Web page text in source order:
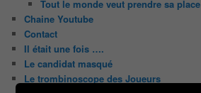
Tout le monde veut prendre sa place
Chaine Youtube
Contact
Il était une fois ….
Le candidat masqué
Le trombinoscope des Joueurs